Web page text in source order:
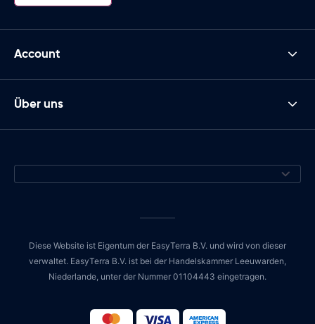
Account
Über uns
Diese Website ist Eigentum der EasyTerra B.V. und wird von dieser
verwaltet. EasyTerra B.V. ist bei der Handelskammer Leeuwarden,
Niederlande, unter der Nummer 01104443 eingetragen.